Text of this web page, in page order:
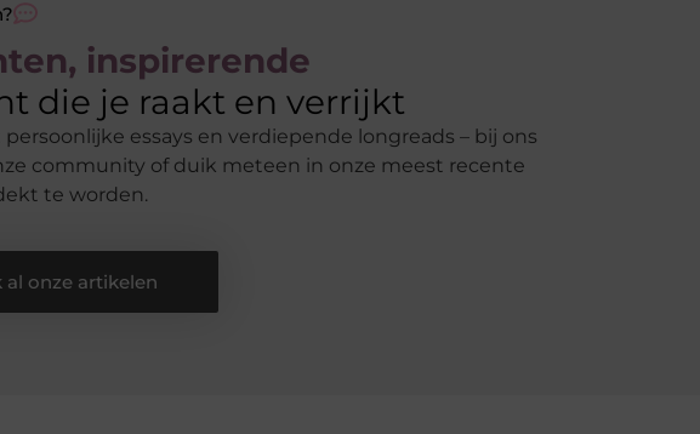
inspirerende
die je raakt en verrijkt
essays en verdiepende longreads – bij ons
community of duik meteen in onze meest recente
te worden.
al onze artikelen